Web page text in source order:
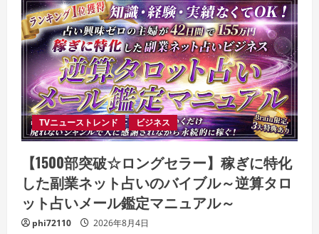
TVニューストレンド ビジネス
【1500部突破☆ロングセラー】稼ぎに特化
した副業ネット占いのバイブル～逆算タロ
ット占いメール鑑定マニュアル～
phi72110 2026年8月4日